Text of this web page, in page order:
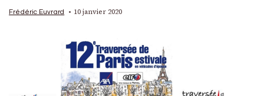
Frédéric Euvrard 10 janvier 2020